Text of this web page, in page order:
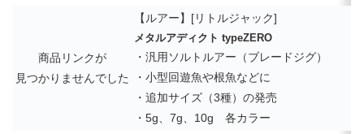
商品リンクが
見つかりませんでした
【ルアー】[リトルジャック]
メタルアディクト typeZERO
・汎用ソルトルアー（ブレードジグ）
・小型回遊魚や根魚などに
・追加サイズ（3種）の発売
・5g、7g、10g 各カラー